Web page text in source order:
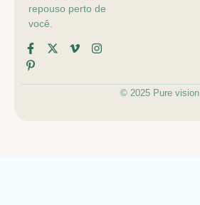
repouso perto de
você.
© 2025 Pure vision